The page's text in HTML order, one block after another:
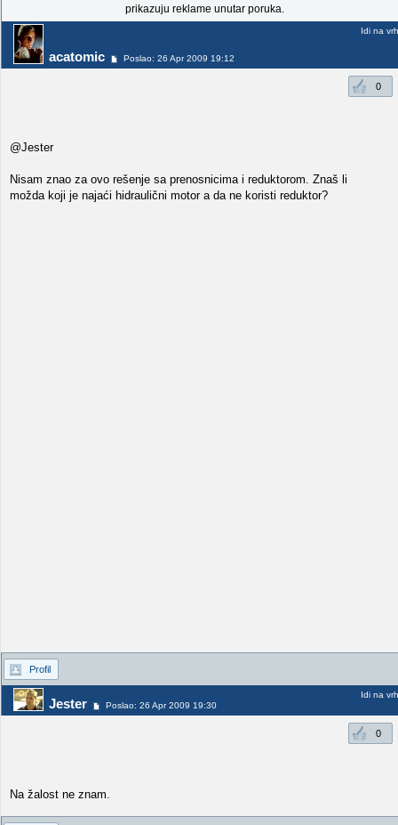
prikazuju reklame unutar poruka.
acatomic Poslao: 26 Apr 2009 19:12
Idi na vrh
0
@Jester
Nisam znao za ovo rešenje sa prenosnicima i reduktorom. Znaš li
možda koji je najaći hidraulični motor a da ne koristi reduktor?
Profil
Jester Poslao: 26 Apr 2009 19:30
Idi na vrh
0
Na žalost ne znam.